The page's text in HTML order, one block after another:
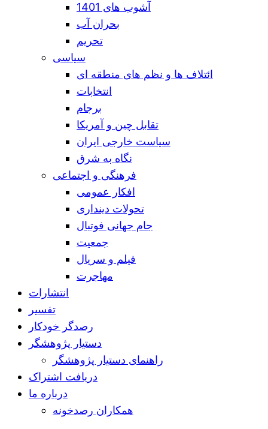
آشوب های 1401
بحران آب
تحریم
سیاسی
ائتلاف ها و نظم های منطقه ای
انتخابات
برجام
تقابل چین و آمریکا
سیاست خارجی ایران
نگاه به شرق
فرهنگی و اجتماعی
افکار عمومی
تحولات دینداری
جام جهانی فوتبال
جمعیت
فیلم و سریال
مهاجرت
انتشارات
تفسیر
رصدگر خودکار
دستیار پژوهشگر
راهنمای دستیار پژوهشگر
دریافت اشتراک
درباره ما
همکاران رصدخونه